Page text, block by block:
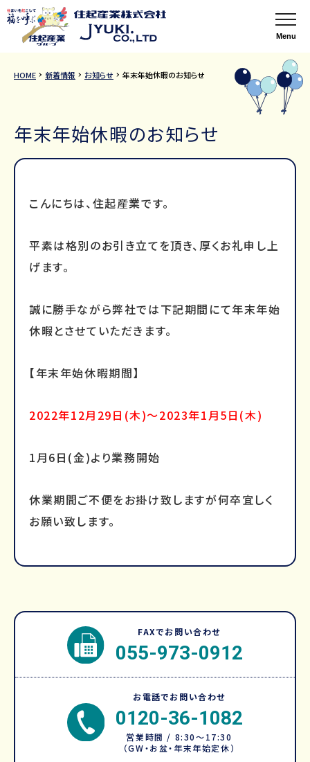
Menu
HOME 新着情報 お知らせ 年末年始休暇のお知らせ
年末年始休暇のお知らせ
こんにちは、住起産業です。
平素は格別のお引き立てを頂き、厚くお礼申し上
げます。
誠に勝手ながら弊社では下記期間にて年末年始
休暇とさせていただきます。
【年末年始休暇期間】
2022年12月29日(木)～2023年1月5日(木)
1月6日(金)より業務開始
休業期間ご不便をお掛け致しますが何卒宜しく
お願い致します。
FAXでお問い合わせ
055-973-0912
お電話でお問い合わせ
0120-36-1082
営業時間 / 8:30～17:30
（GW・お盆・年末年始定休）